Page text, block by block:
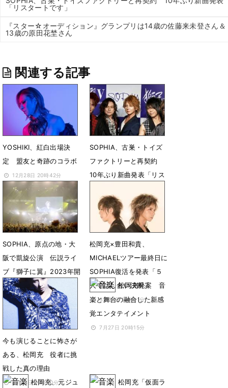
「リスタートです」
『スター☆オーディション』グランプリは14歳の佐藤来未登さん＆
13歳の原田花埜さん
関連する記事
YOSHIKI、紅白出場決
定 盟友と奇跡のコラボ
12月28日 20時42分
SOPHIA、古巣・トイズ
ファクトリーと再契約
10年ぶり新曲発表「リス
10月10日 05時17分
SOPHIA、原点の地・大
阪で凱旋公演 伝説ライ
ブ『獅子に翼』2023年開
催を発表
1月10日 19時00分
松岡充×豊田和貴、
MICHAELツアー最終日に
SOPHIA復活を発表「５
人で話し合い決断」
3月27日 18時01分
今も演じることに怖さが
ある、松岡充 役者に挑
戦した真の理由
5月28日 20時50分
松岡充発案 音
楽と舞台の融合した新感
覚エンタテイメント
7月27日 20時15分
松岡充、元ジュ
松岡充「仮面ラ